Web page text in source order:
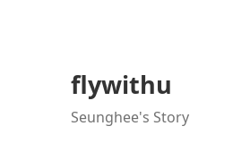
flywithu
Seunghee's Story